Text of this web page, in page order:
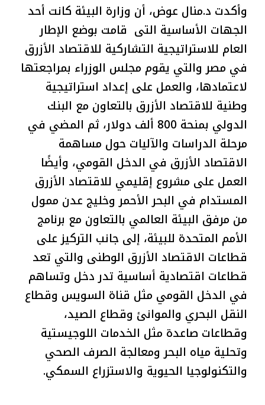
وأكدت د.منال عوض، أن وزارة البيئة كانت أحد
الجهات الأساسية التى قامت بوضع الإطار
العام للاستراتيجية التشاركية للاقتصاد الأزرق
في مصر والتي يقوم مجلس الوزراء بمراجعتها
لاعتمادها، والعمل على إعداد استراتيجية
وطنية للاقتصاد الأزرق بالتعاون مع البنك
الدولي بمنحة 800 ألف دولار، ثم المضي في
مرحلة الدراسات والآليات حول مساهمة
الاقتصاد الأزرق في الدخل القومي، وأيضًا
العمل على مشروع إقليمي للاقتصاد الأزرق
المستدام في البحر الأحمر وخليج عدن ممول
من مرفق البيئة العالمي بالتعاون مع برنامج
الأمم المتحدة للبيئة، إلى جانب التركيز على
قطاعات الاقتصاد الأزرق الوطنى والتي تعد
قطاعات اقتصادية أساسية تدر دخل وتساهم
في الدخل القومي مثل قناة السويس وقطاع
النقل البحري والموانئ وقطاع الصيد،
وقطاعات صاعدة مثل الخدمات اللوجيستية
وتحلية مياه البحر ومعالجة الصرف الصحي
والتكنولوجيا الحيوية والاستزراع السمكي.